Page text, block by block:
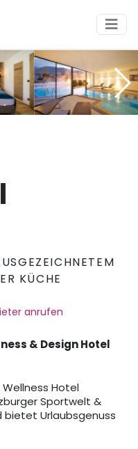
KÜCHE
anrufen
& Design Hotel
Hotel
Sportwelt &
bietet Urlaubsgenuss